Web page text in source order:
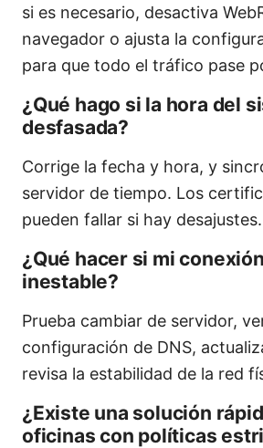
si es necesario, desactiva
navegador o ajusta la
para que todo el tráfico pase
¿Qué hago si la hora del
desfasada?
Corrige la fecha y hora, y
servidor de tiempo. Los
pueden fallar si hay desajustes.
¿Qué hacer si mi
inestable?
Prueba cambiar de servidor,
configuración de DNS,
revisa la estabilidad de la red
¿Existe una solución
oficinas con políticas